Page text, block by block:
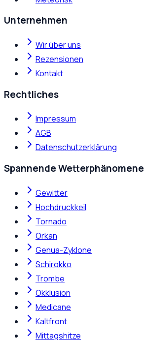
Unternehmen
Wir über uns
Rezensionen
Kontakt
Rechtliches
Impressum
AGB
Datenschutzerklärung
Spannende Wetterphänomene
Gewitter
Hochdruckkeil
Tornado
Orkan
Genua-Zyklone
Schirokko
Trombe
Okklusion
Medicane
Kaltfront
Mittagshitze